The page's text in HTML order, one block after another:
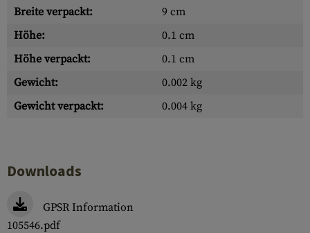
Breite verpackt:
9 cm
Höhe:
0.1 cm
Höhe verpackt:
0.1 cm
Gewicht:
0.002 kg
Gewicht verpackt:
0.004 kg
Downloads
GPSR Information
105546.pdf